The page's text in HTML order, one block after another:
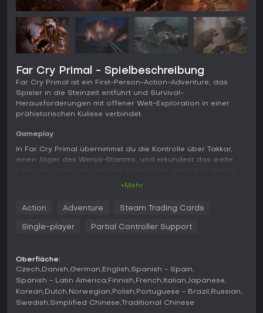
Far Cry Primal - Spielbeschreibung
Far Cry Primal ist ein First-Person-Action-Adventure, das
Spieler in die Steinzeit entführt und Survival-
Herausforderungen mit offener Welt-Exploration in einer
prähistorischen Kulisse verbindet.
Gameplay
In Far Cry Primal übernimmst du die Kontrolle über Takkar,
einen Jäger des Wenja-Stamms, und erkundest das weite
Wildtiere und feindliche Stämme - moderne Schusswaffen
oder Fahrzeuge gibt es nicht.
gegen Feinde hetzen oder damit über das Gelände reiten.
Eine aufrüstbare Eule fungiert als Geisttier für die
Aufklärung, markiert Gegner aus der Luft und stürzt sich
sogar im Sturzflug auf Bedrohungen.
+Mehr
Action Adventure Steam Trading Cards
Single-player Partial Controller Support
Oberfläche:
Czech Danish German English Spanish - Spain
Spanish - Latin America Finnish French Italian Japanese
Korean Dutch Norwegian Polish Portuguese - Brazil
Russian
Swedish Simplified Chinese
Traditional Chinese